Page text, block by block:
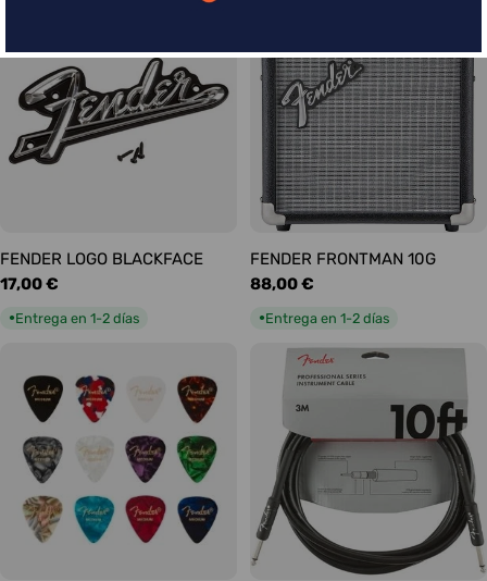
FENDER LOGO BLACKFACE
Precio
17,00 €
●Entrega en 1-2 días
FENDER FRONTMAN 10G
Precio
88,00 €
●Entrega en 1-2 días